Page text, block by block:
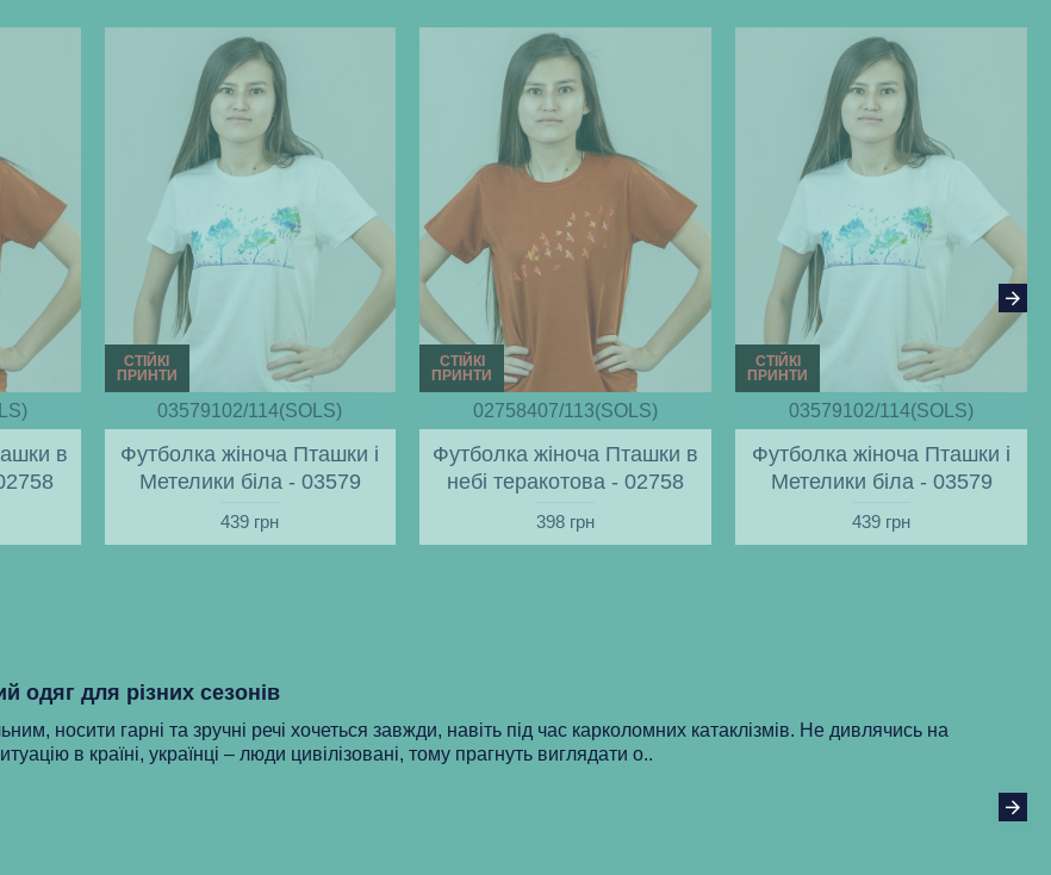
в
СТІЙКІ
ПРИНТИ
03579102/114(SOLS)
Футболка жіноча Пташки і
Метелики біла - 03579
439 грн
СТІЙКІ
ПРИНТИ
02758407/113(SOLS)
Футболка жіноча Пташки в
небі теракотова - 02758
398 грн
СТІЙКІ
ПРИНТИ
03579102/114(SOLS)
Футболка жіноча Пташки і
Метелики біла - 03579
439 грн
одяг для різних сезонів
носити гарні та зручні речі хочеться завжди, навіть під час карколомних катаклізмів. Не дивлячись на
в країні, українці – люди цивілізовані, тому прагнуть виглядати о..